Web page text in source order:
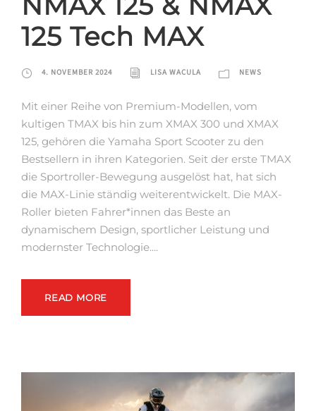
125 Tech MAX
4. NOVEMBER 2024 LISA WACULA NEWS
Mit einer Reihe von Premium-Modellen, vom
kultigen TMAX bis hin zum XMAX 300 und XMAX
125, gehören die Yamaha Sport Scooter zu den
Bestsellern in ihren Kategorien. Seit der erste TMAX
die Sportroller-Bewegung ausgelöst hat, hat sich
die MAX-Linie ständig weiterentwickelt. Die MAX-
Roller bieten Fahrer*innen das Beste an
dynamischem Design, sportlicher Leistung und
modernster Technologie....
READ MORE